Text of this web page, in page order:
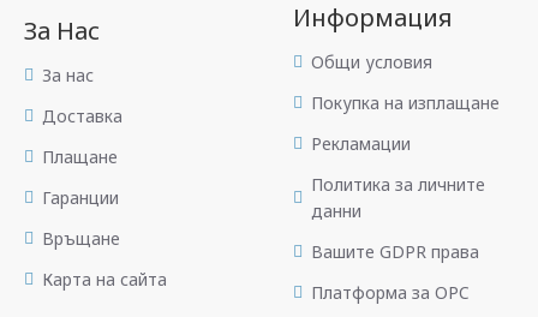
За Нас
За нас
Доставка
Плащане
Гаранции
Връщане
Карта на сайта
Информация
Общи условия
Покупка на изплащане
Рекламации
Политика за личните
данни
Вашите GDPR права
Платформа за OPC